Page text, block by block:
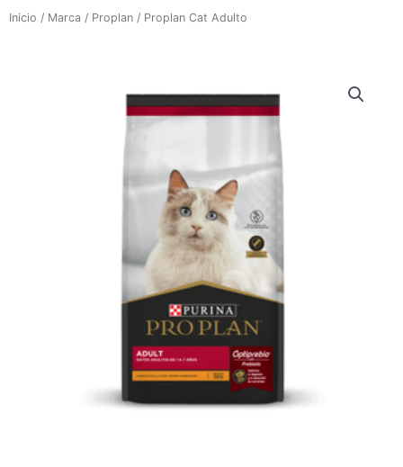
Inicio / Marca / Proplan / Proplan Cat Adulto